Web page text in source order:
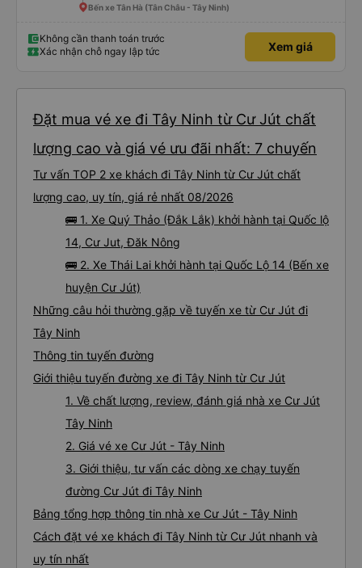
Bến xe Tân Hà (Tân Châu - Tây Ninh)
Không cần thanh toán trước
Xác nhận chỗ ngay lập tức
Xem giá
Đặt mua vé xe đi Tây Ninh từ Cư Jút chất
lượng cao và giá vé ưu đãi nhất: 7 chuyến
Tư vấn TOP 2 xe khách đi Tây Ninh từ Cư Jút chất
lượng cao, uy tín, giá rẻ nhất 08/2026
🚌 1. Xe Quý Thảo (Đắk Lắk) khởi hành tại Quốc lộ
14, Cư Jut, Đăk Nông
🚌 2. Xe Thái Lai khởi hành tại Quốc Lộ 14 (Bến xe
huyện Cư Jút)
Những câu hỏi thường gặp về tuyến xe từ Cư Jút đi
Tây Ninh
Thông tin tuyến đường
Giới thiệu tuyến đường xe đi Tây Ninh từ Cư Jút
1. Về chất lượng, review, đánh giá nhà xe Cư Jút
Tây Ninh
2. Giá vé xe Cư Jút - Tây Ninh
3. Giới thiệu, tư vấn các dòng xe chạy tuyến
đường Cư Jút đi Tây Ninh
Bảng tổng hợp thông tin nhà xe Cư Jút - Tây Ninh
Cách đặt vé xe khách đi Tây Ninh từ Cư Jút nhanh và
uy tín nhất